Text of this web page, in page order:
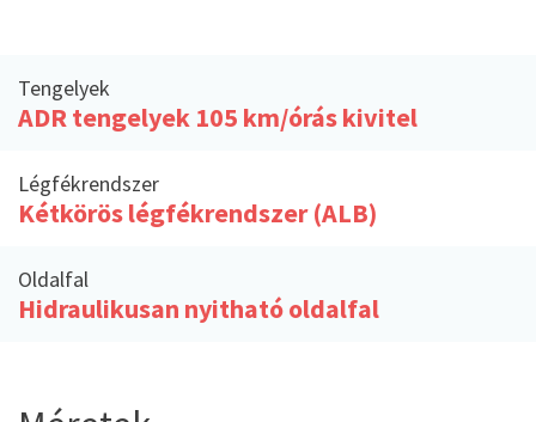
Tengelyek
ADR tengelyek 105 km/órás kivitel
Légfékrendszer
Kétkörös légfékrendszer (ALB)
Oldalfal
Hidraulikusan nyitható oldalfal